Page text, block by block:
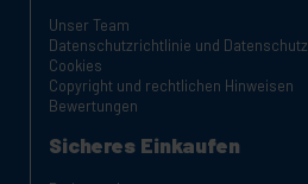
Unser Team
Datenschutzrichtlinie und Datenschutz
Cookies
Copyright und rechtlichen Hinweisen
Bewertungen
Sicheres Einkaufen